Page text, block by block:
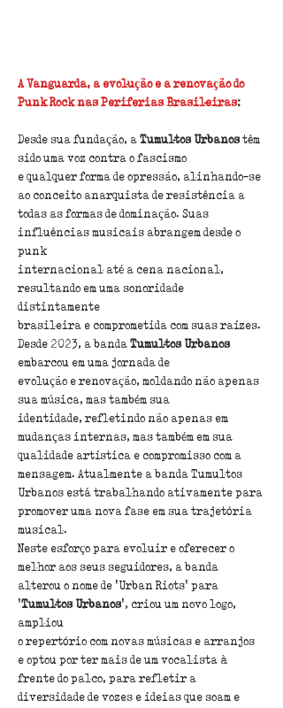
A Vanguarda, a evolução e a renovação do
Punk Rock nas Periferias Brasileiras:
Desde sua fundação, a Tumultos Urbanos têm
sido uma voz contra o fascismo
e qualquer forma de opressão, alinhando-se
ao conceito anarquista de resistência a
todas as formas de dominação. Suas
influências musicais abrangem desde o
punk
internacional até a cena nacional,
resultando em uma sonoridade
distintamente
brasileira e comprometida com suas raízes.
Desde 2023, a banda Tumultos Urbanos
embarcou em uma jornada de
evolução e renovação, moldando não apenas
sua música, mas também sua
identidade, refletindo não apenas em
mudanças internas, mas também em sua
qualidade artística e compromisso com a
mensagem. Atualmente a banda Tumultos
Urbanos está trabalhando ativamente para
promover uma nova fase em sua trajetória
musical.
Neste esforço para evoluir e oferecer o
melhor aos seus seguidores, a banda
alterou o nome de 'Urban Riots' para
'Tumultos Urbanos', criou um novo logo,
ampliou
o repertório com novas músicas e arranjos
e optou por ter mais de um vocalista à
frente do palco, para refletir a
diversidade de vozes e ideias que soam e